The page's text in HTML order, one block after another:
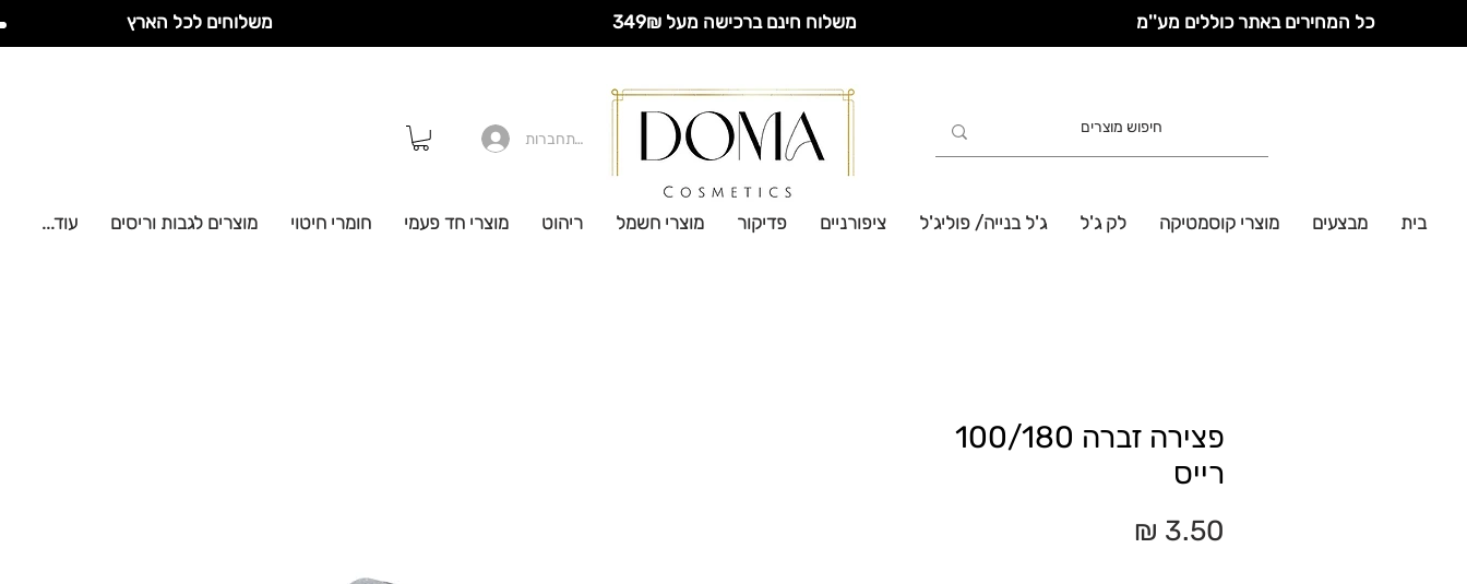
משלוחים לכל הארץ משלוח חינם ברכישה מעל 349₪ כל המחירים באתר כוללים מע''מ
להתחברות
בית מבצעים מוצרי קוסמטיקה לק ג'ל ג'ל בנייה/ פוליג'ל ציפורניים פדיקור מוצרי חשמל ריהוט מוצרי חד פעמי חומרי חיטוי מוצרים לגבות וריסים עוד...
פצירה זברה 100/180
רייס